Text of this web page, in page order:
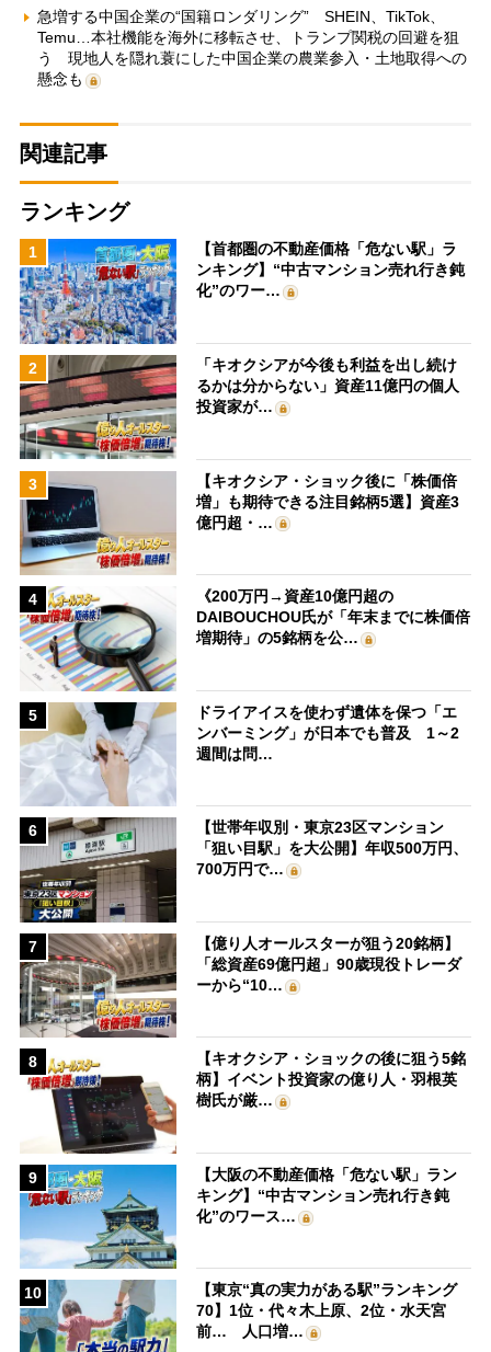
急増する中国企業の“国籍ロンダリング” SHEIN、TikTok、
Temu…本社機能を海外に移転させ、トランプ関税の回避を狙
う 現地人を隠れ蓑にした中国企業の農業参入・土地取得への
懸念も
関連記事
ランキング
1
【首都圏の不動産価格「危ない駅」ラ
ンキング】“中古マンション売れ行き鈍
化”のワー…
2
「キオクシアが今後も利益を出し続け
るかは分からない」資産11億円の個人
投資家が…
3
【キオクシア・ショック後に「株価倍
増」も期待できる注目銘柄5選】資産3
億円超・…
4
《200万円→資産10億円超の
DAIBOUCHOU氏が「年末までに株価倍
増期待」の5銘柄を公…
5
ドライアイスを使わず遺体を保つ「エ
ンバーミング」が日本でも普及 1～2
週間は問…
6
【世帯年収別・東京23区マンション
「狙い目駅」を大公開】年収500万円、
700万円で…
7
【億り人オールスターが狙う20銘柄】
「総資産69億円超」90歳現役トレーダ
ーから“10…
8
【キオクシア・ショックの後に狙う5銘
柄】イベント投資家の億り人・羽根英
樹氏が厳…
9
【大阪の不動産価格「危ない駅」ラン
キング】“中古マンション売れ行き鈍
化”のワース…
10
【東京“真の実力がある駅”ランキング
70】1位・代々木上原、2位・水天宮
前… 人口増…